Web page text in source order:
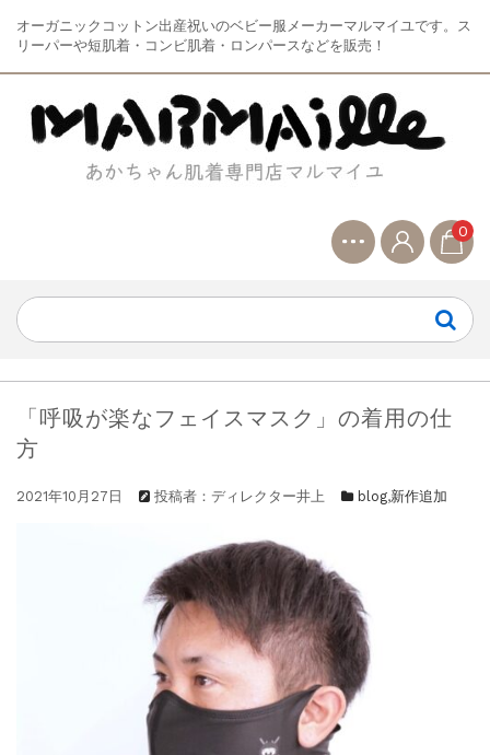
オーガニックコットン出産祝いのベビー服メーカーマルマイユです。ス
リーパーや短肌着・コンビ肌着・ロンパースなどを販売！
0
「呼吸が楽なフェイスマスク」の着用の仕
方
2021年10月27日 投稿者：ディレクター井上 blog,新作追加